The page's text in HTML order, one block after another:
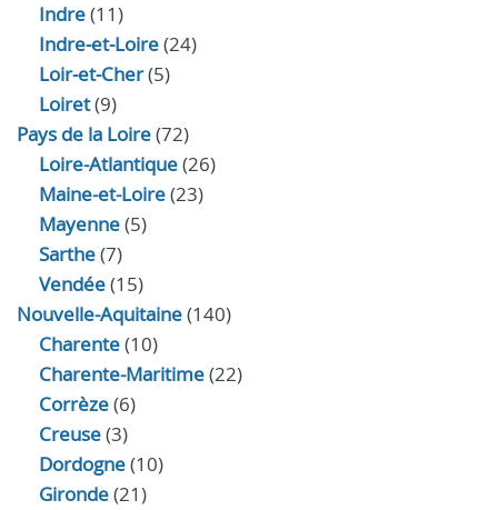
Indre(11)
Indre‑et‑Loire(24)
Loir‑et‑Cher(5)
Loiret(9)
Pays de la Loire(72)
Loire-Atlantique(26)
Maine-et-Loire(23)
Mayenne(5)
Sarthe(7)
Vendée(15)
Nouvelle-Aquitaine(140)
Charente(10)
Charente-Maritime(22)
Corrèze(6)
Creuse(3)
Dordogne(10)
Gironde(21)